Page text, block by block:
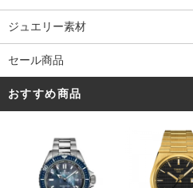
ジュエリー素材
セール商品
おすすめ商品